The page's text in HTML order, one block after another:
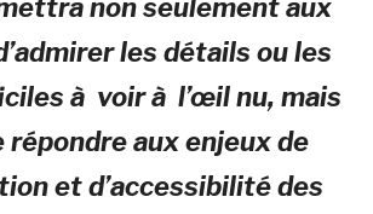
non seulement aux
les détails ou les
à voir à l’œil nu, mais
répondre aux enjeux de
et d’accessibilité des